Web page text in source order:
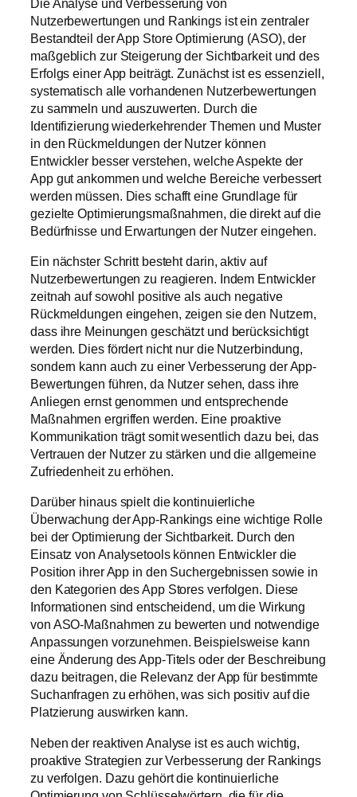
Die Analyse und Verbesserung von
Nutzerbewertungen und Rankings ist ein zentraler
Bestandteil der App Store Optimierung (ASO), der
maßgeblich zur Steigerung der Sichtbarkeit und des
Erfolgs einer App beiträgt. Zunächst ist es essenziell,
systematisch alle vorhandenen Nutzerbewertungen
zu sammeln und auszuwerten. Durch die
Identifizierung wiederkehrender Themen und Muster
in den Rückmeldungen der Nutzer können
Entwickler besser verstehen, welche Aspekte der
App gut ankommen und welche Bereiche verbessert
werden müssen. Dies schafft eine Grundlage für
gezielte Optimierungsmaßnahmen, die direkt auf die
Bedürfnisse und Erwartungen der Nutzer eingehen.
Ein nächster Schritt besteht darin, aktiv auf
Nutzerbewertungen zu reagieren. Indem Entwickler
zeitnah auf sowohl positive als auch negative
Rückmeldungen eingehen, zeigen sie den Nutzern,
dass ihre Meinungen geschätzt und berücksichtigt
werden. Dies fördert nicht nur die Nutzerbindung,
sondern kann auch zu einer Verbesserung der App-
Bewertungen führen, da Nutzer sehen, dass ihre
Anliegen ernst genommen und entsprechende
Maßnahmen ergriffen werden. Eine proaktive
Kommunikation trägt somit wesentlich dazu bei, das
Vertrauen der Nutzer zu stärken und die allgemeine
Zufriedenheit zu erhöhen.
Darüber hinaus spielt die kontinuierliche
Überwachung der App-Rankings eine wichtige Rolle
bei der Optimierung der Sichtbarkeit. Durch den
Einsatz von Analysetools können Entwickler die
Position ihrer App in den Suchergebnissen sowie in
den Kategorien des App Stores verfolgen. Diese
Informationen sind entscheidend, um die Wirkung
von ASO-Maßnahmen zu bewerten und notwendige
Anpassungen vorzunehmen. Beispielsweise kann
eine Änderung des App-Titels oder der Beschreibung
dazu beitragen, die Relevanz der App für bestimmte
Suchanfragen zu erhöhen, was sich positiv auf die
Platzierung auswirken kann.
Neben der reaktiven Analyse ist es auch wichtig,
proaktive Strategien zur Verbesserung der Rankings
zu verfolgen. Dazu gehört die kontinuierliche